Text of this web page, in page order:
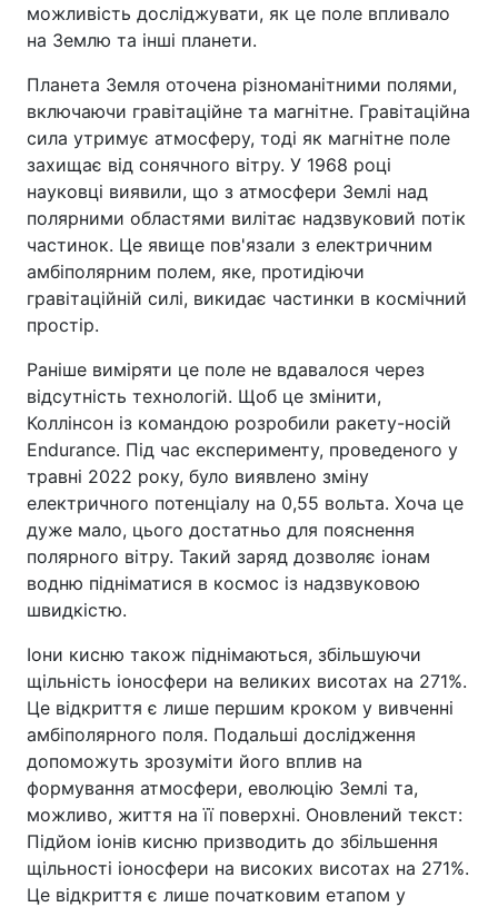
можливість досліджувати, як це поле впливало
на Землю та інші планети.
Планета Земля оточена різноманітними полями,
включаючи гравітаційне та магнітне. Гравітаційна
сила утримує атмосферу, тоді як магнітне поле
захищає від сонячного вітру. У 1968 році
науковці виявили, що з атмосфери Землі над
полярними областями вилітає надзвуковий потік
частинок. Це явище пов'язали з електричним
амбіполярним полем, яке, протидіючи
гравітаційній силі, викидає частинки в космічний
простір.
Раніше виміряти це поле не вдавалося через
відсутність технологій. Щоб це змінити,
Коллінсон із командою розробили ракету-носій
Endurance. Під час експерименту, проведеного у
травні 2022 року, було виявлено зміну
електричного потенціалу на 0,55 вольта. Хоча це
дуже мало, цього достатньо для пояснення
полярного вітру. Такий заряд дозволяє іонам
водню підніматися в космос із надзвуковою
швидкістю.
Іони кисню також піднімаються, збільшуючи
щільність іоносфери на великих висотах на 271%.
Це відкриття є лише першим кроком у вивченні
амбіполярного поля. Подальші дослідження
допоможуть зрозуміти його вплив на
формування атмосфери, еволюцію Землі та,
можливо, життя на її поверхні. Оновлений текст:
Підйом іонів кисню призводить до збільшення
щільності іоносфери на високих висотах на 271%.
Це відкриття є лише початковим етапом у